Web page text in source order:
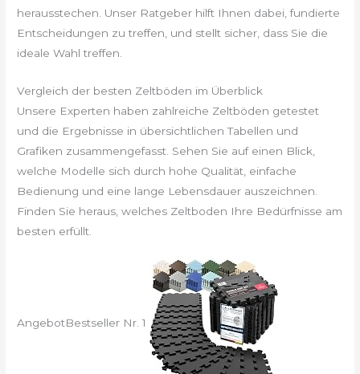
herausstechen. Unser Ratgeber hilft Ihnen dabei, fundierte
Entscheidungen zu treffen, und stellt sicher, dass Sie die
ideale Wahl treffen.
Vergleich der besten Zeltböden im Überblick
Unsere Experten haben zahlreiche Zeltböden getestet
und die Ergebnisse in übersichtlichen Tabellen und
Grafiken zusammengefasst. Sehen Sie auf einen Blick,
welche Modelle sich durch hohe Qualität, einfache
Bedienung und eine lange Lebensdauer auszeichnen.
Finden Sie heraus, welches Zeltboden Ihre Bedürfnisse am
besten erfüllt.
AngebotBestseller Nr. 1